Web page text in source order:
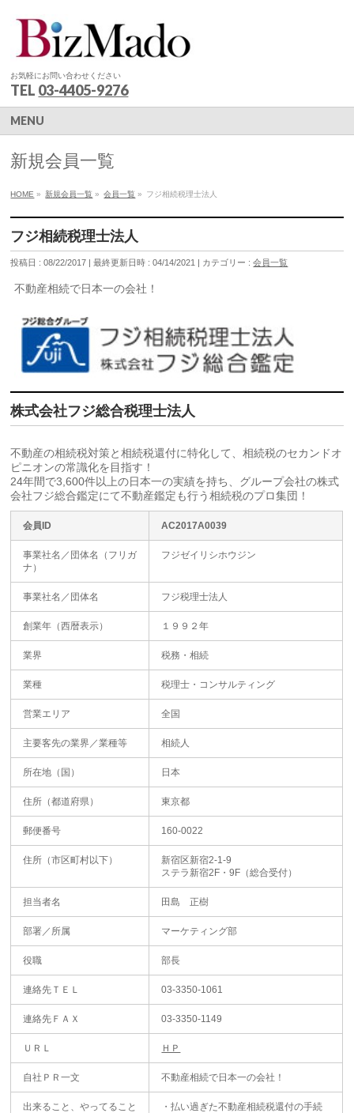
お気軽にお問い合わせください
TEL 03-4405-9276
MENU
新規会員一覧
HOME » 新規会員一覧 » 会員一覧 » フジ相続税理士法人
フジ相続税理士法人
投稿日 : 08/22/2017 最終更新日時 : 04/14/2021 カテゴリー :会員一覧
不動産相続で日本一の会社！
株式会社フジ総合税理士法人
不動産の相続税対策と相続税還付に特化して、相続税のセカンドオ
ピニオンの常識化を目指す！
24年間で3,600件以上の日本一の実績を持ち、グループ会社の株式
会社フジ総合鑑定にて不動産鑑定も行う相続税のプロ集団！
会員ID AC2017A0039
事業社名／団体名（フリガ
ナ）
フジゼイリシホウジン
事業社名／団体名 フジ税理士法人
創業年（西暦表示） １９９２年
業界 税務・相続
業種 税理士・コンサルティング
営業エリア 全国
主要客先の業界／業種等 相続人
所在地（国） 日本
住所（都道府県） 東京都
郵便番号 160-0022
住所（市区町村以下）
新宿区新宿2-1-9
ステラ新宿2F・9F（総合受付）
担当者名 田島 正樹
部署／所属 マーケティング部
役職 部長
連絡先ＴＥＬ 03-3350-1061
連絡先ＦＡＸ 03-3350-1149
ＵＲＬ ＨＰ
自社ＰＲ一文 不動産相続で日本一の会社！
出来ること、やってること
・払い過ぎた不動産相続税還付の手続